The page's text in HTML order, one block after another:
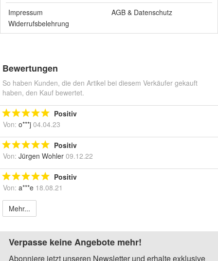
Impressum
AGB & Datenschutz
Widerrufsbelehrung
Bewertungen
So haben Kunden, die den Artikel bei diesem Verkäufer gekauft
haben, den Kauf bewertet.
Positiv
Von: o***j 04.04.23
Positiv
Von: Jürgen Wohler 09.12.22
Positiv
Von: a***e 18.08.21
Mehr...
Verpasse keine Angebote mehr!
Abonniere jetzt unseren Newsletter und erhalte exklusive